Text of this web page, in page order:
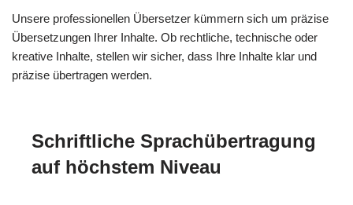
Unsere professionellen Übersetzer kümmern sich um präzise
Übersetzungen Ihrer Inhalte. Ob rechtliche, technische oder
kreative Inhalte, stellen wir sicher, dass Ihre Inhalte klar und
präzise übertragen werden.
Schriftliche Sprachübertragung
auf höchstem Niveau